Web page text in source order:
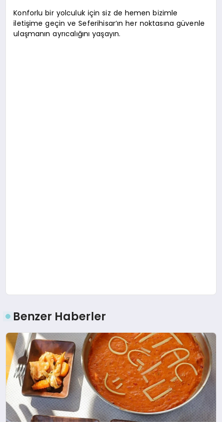
Konforlu bir yolculuk için siz de hemen bizimle
iletişime geçin ve Seferihisar’ın her noktasına güvenle
ulaşmanın ayrıcalığını yaşayın.
Benzer Haberler